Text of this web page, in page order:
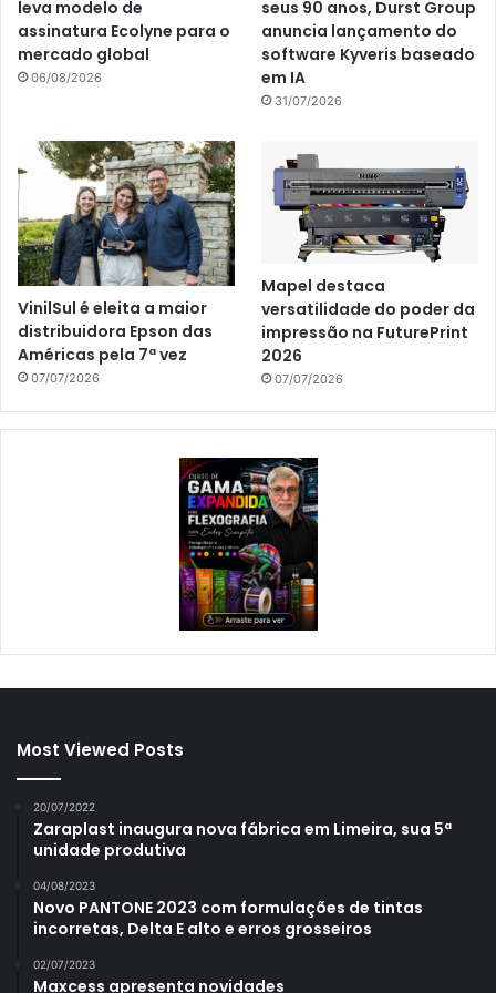
leva modelo de
assinatura Ecolyne para o
mercado global
06/08/2026
seus 90 anos, Durst Group
anuncia lançamento do
software Kyveris baseado
em IA
31/07/2026
VinilSul é eleita a maior
distribuidora Epson das
Américas pela 7ª vez
07/07/2026
Mapel destaca
versatilidade do poder da
impressão na FuturePrint
2026
07/07/2026
Most Viewed Posts
20/07/2022
Zaraplast inaugura nova fábrica em Limeira, sua 5ª
unidade produtiva
04/08/2023
Novo PANTONE 2023 com formulações de tintas
incorretas, Delta E alto e erros grosseiros
02/07/2023
Maxcess apresenta novidades